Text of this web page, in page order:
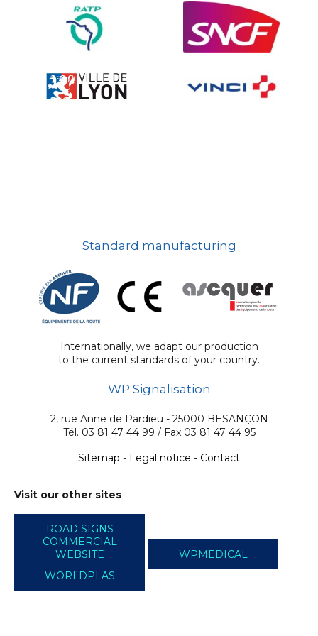
On-board road signs
Standard manufacturing
Internationally, we adapt our production
to the current standards of your country.
WP Signalisation
2, rue Anne de Pardieu - 25000 BESANÇON
Tél. 03 81 47 44 99 / Fax 03 81 47 44 95
Sitemap - Legal notice - Contact
Visit our other sites
ROAD SIGNS
COMMERCIAL
WEBSITE
WPMEDICAL
WORLDPLAS